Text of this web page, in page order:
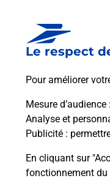
Le respect
Pour améliorer
Mesure d’audience
Analyse et
Publicité :
En cliquant sur
fonctionnement du
Boîte
Collecte
5 Place De L
Itinéraire